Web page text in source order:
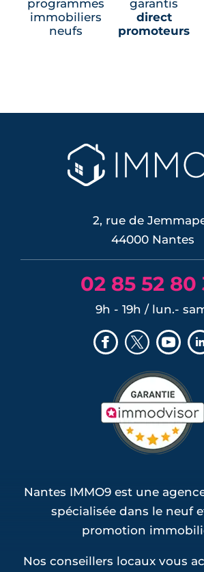
Programmes neufs La
programmes
immobiliers
neufs
garantis
direct
promoteurs
2, rue de
44000 Nantes
02 85 52 80
9h - 19h / lun.-
Nantes IMMO9 est une
spécialisée dans le neuf
promotion
Nos conseillers locaux vous